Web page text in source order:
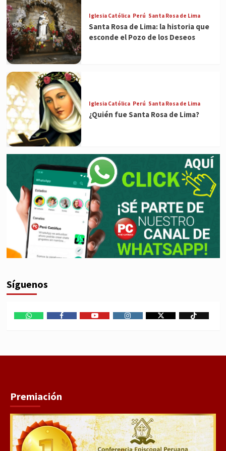
Iglesia Católica Perú Santa Rosa de Lima
Santa Rosa de Lima: la historia que
esconde el Pozo de los Deseos
Iglesia Católica Perú Santa Rosa de Lima
¿Quién fue Santa Rosa de Lima?
Síguenos
Premiación